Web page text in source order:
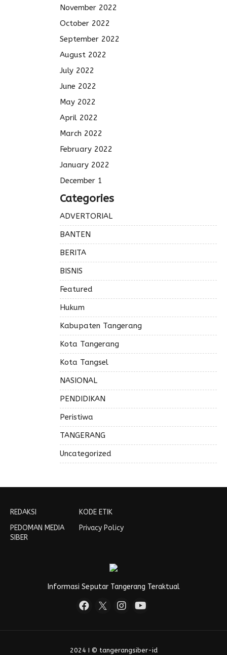
November 2022
October 2022
September 2022
August 2022
July 2022
June 2022
May 2022
April 2022
March 2022
February 2022
January 2022
December 1
Categories
ADVERTORIAL
BANTEN
BERITA
BISNIS
Featured
Hukum
Kabupaten Tangerang
Kota Tangerang
Kota Tangsel
NASIONAL
PENDIDIKAN
Peristiwa
TANGERANG
Uncategorized
REDAKSI
PEDOMAN MEDIA
SIBER
KODE ETIK
Privacy Policy
Informasi Seputar Tangerang Teraktual
2024 I © tangerangsiber-id